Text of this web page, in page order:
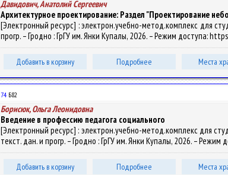
Давидович, Анатолий Сергеевич
Архитектурное проектирование: Раздел "Проектирование
[Электронный ресурс] : электрон.учебно-метод.комплекс для
прогр. – Гродно : ГрГУ им. Янки Купалы, 2026. – Режим доступа:
Добавить в корзину Подробнее Места
74 Б82
Борисюк, Ольга Леонидовна
Введение в профессию педагога социального
[Электронный ресурс] : электрон.учебно-метод.комплекс для
текст. дан. и прогр. – Гродно : ГрГУ им. Янки Купалы, 2026. –
Добавить в корзину Подробнее Места